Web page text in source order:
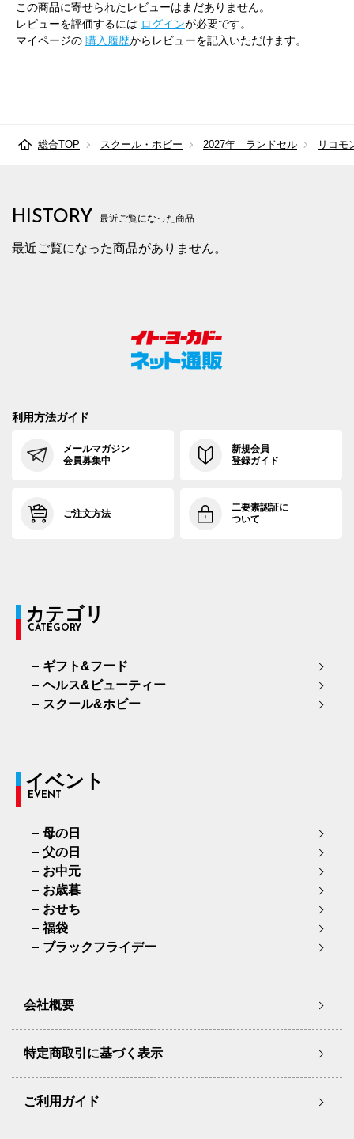
この商品に寄せられたレビューはまだありません。
レビューを評価するには ログインが必要です。
マイページの 購入履歴からレビューを記入いただけます。
総合TOP スクール・ホビー 2027年 ランドセル リコモ
HISTORY 最近ご覧になった商品
最近ご覧になった商品がありません。
利用方法ガイド
メールマガジン
会員募集中
新規会員
登録ガイド
ご注文方法
二要素認証に
ついて
カテゴリ
CATEGORY
ギフト&フード
ヘルス&ビューティー
スクール&ホビー
イベント
EVENT
母の日
父の日
お中元
お歳暮
おせち
福袋
ブラックフライデー
会社概要
特定商取引に基づく表示
ご利用ガイド